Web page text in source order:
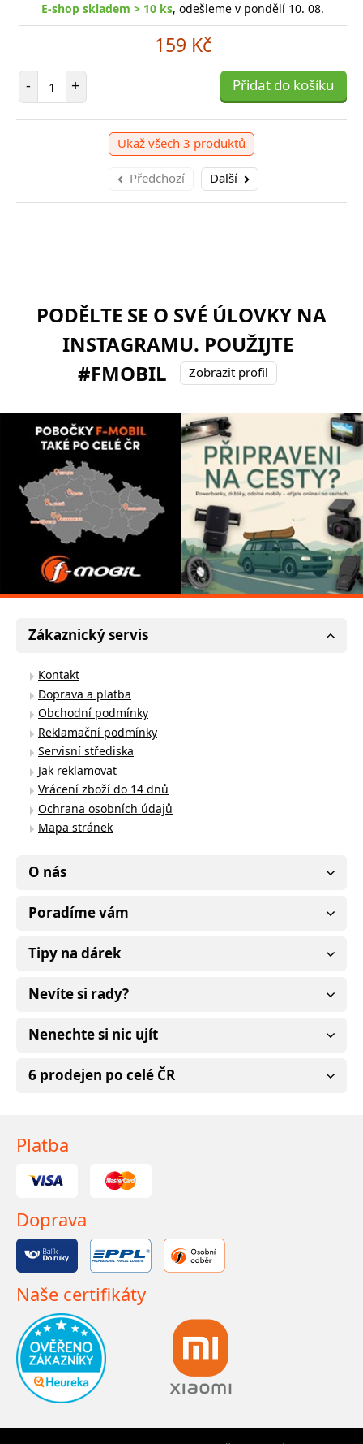
E-shop skladem > 10 ks, odešleme v pondělí 10. 08.
159 Kč
- Počet položek
+ Přidat do košíku
Ukaž všech 3 produktů
Předchozí Další
PODĚLTE SE O SVÉ ÚLOVKY NA
INSTAGRAMU. POUŽIJTE
#FMOBIL
Zobrazit profil
Zákaznický servis
Kontakt
Doprava a platba
Obchodní podmínky
Reklamační podmínky
Servisní střediska
Jak reklamovat
Vrácení zboží do 14 dnů
Ochrana osobních údajů
Mapa stránek
O nás
Poradíme vám
Tipy na dárek
Nevíte si rady?
Nenechte si nic ujít
6 prodejen po celé ČR
Platba
Doprava
Naše certifikáty